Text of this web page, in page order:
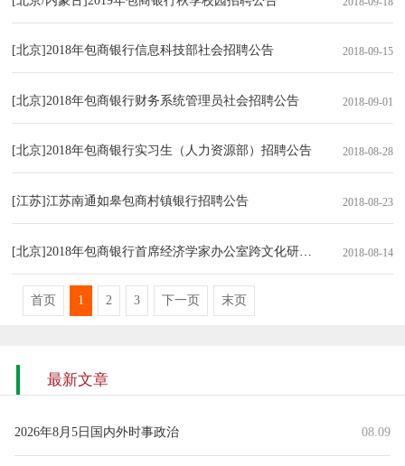
[北京]2018年包商银行信息科技部社会招聘公告 2018-09-15
[北京]2018年包商银行财务系统管理员社会招聘公告 2018-09-01
[北京]2018年包商银行实习生（人力资源部）招聘公告 2018-08-28
[江苏]江苏南通如皋包商村镇银行招聘公告 2018-08-23
[北京]2018年包商银行首席经济学家办公室跨文化研究岗招聘公告
2018-08-14
首页 1 2 3 下一页 末页
最新文章
2026年8月5日国内外时事政治 08.09